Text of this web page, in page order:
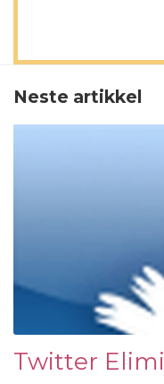
Neste artikkel
Twitter